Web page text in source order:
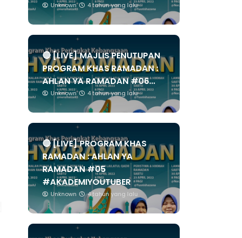
Unknown 4 tahun yang lalu
🔴 [LIVE] MAJLIS PENUTUPAN
PROGRAM KHAS RAMADAN :
AHLAN YA RAMADAN #06...
Unknown 4 tahun yang lalu
🔴 [LIVE] PROGRAM KHAS
RAMADAN : AHLAN YA
RAMADAN #05
#AKADEMIYOUTUBER
Unknown 4 tahun yang lalu